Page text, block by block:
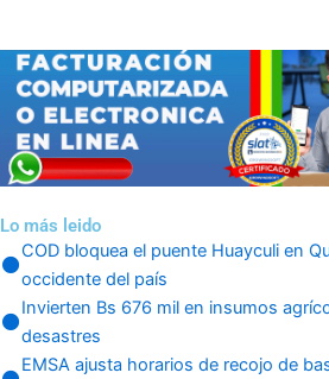
Lo más leido
COD bloquea el puente Huayculi en
occidente del país
Invierten Bs 676 mil en insumos
desastres
EMSA ajusta horarios de recojo de